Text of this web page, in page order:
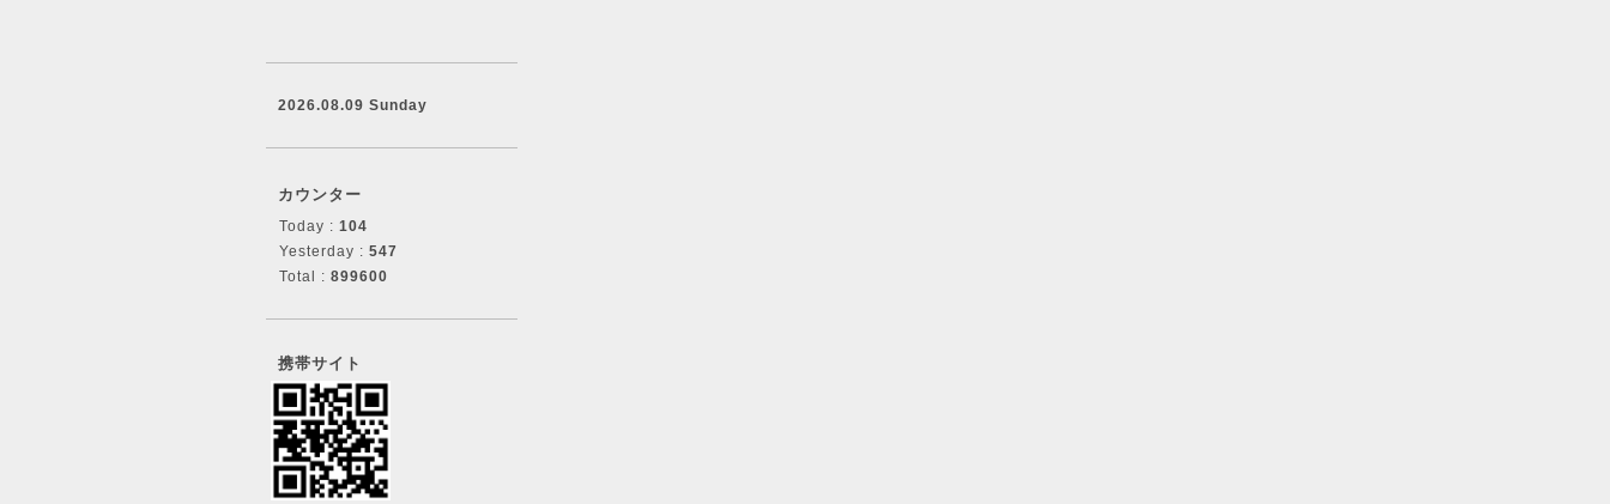
2026.08.09 Sunday
カウンター
Today : 104
Yesterday : 547
Total : 899600
携帯サイト